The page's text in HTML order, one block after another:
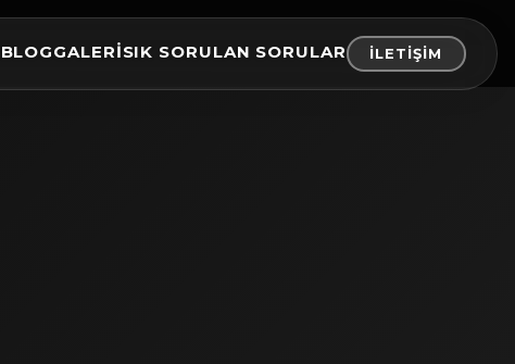
BLOGGALERISIK SORULAN SORULAR İLETIŞIM